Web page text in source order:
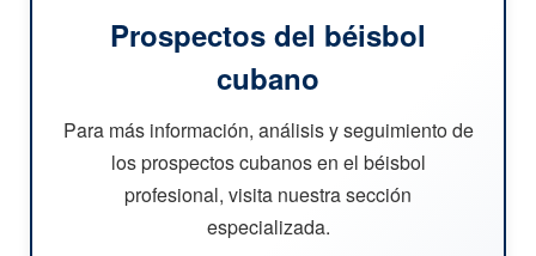
Prospectos del béisbol
cubano
Para más información, análisis y seguimiento de
los prospectos cubanos en el béisbol
profesional, visita nuestra sección
especializada.